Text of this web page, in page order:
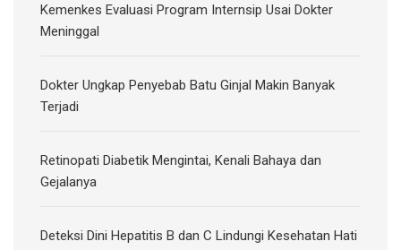
Kemenkes Evaluasi Program Internsip Usai Dokter
Meninggal
Dokter Ungkap Penyebab Batu Ginjal Makin Banyak
Terjadi
Retinopati Diabetik Mengintai, Kenali Bahaya dan
Gejalanya
Deteksi Dini Hepatitis B dan C Lindungi Kesehatan Hati